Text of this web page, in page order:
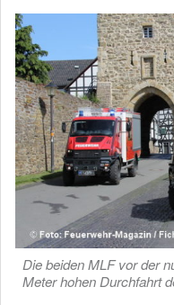
Die beiden MLF vor der
Meter hohen Durchfahrt